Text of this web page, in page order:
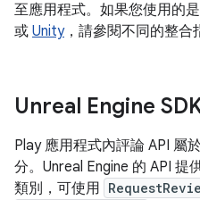
至應用程式。如果您使用的是
或 Unity，請參閱不同的整合
Unreal Engine
Play 應用程式內評論 API 屬
分。Unreal Engine 的 API 提
類別，可使用